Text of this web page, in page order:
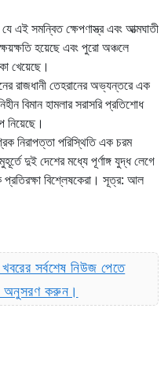
এই সমন্বিত ক্ষেপণাস্ত্র এবং আত্মঘাতী
হয়েছে এবং পুরো অঞ্চলে
খেয়েছে।
রাজধানী তেহরানের অভ্যন্তরে এক
বিমান হামলার সরাসরি প্রতিশোধ
নিয়েছে।
নিরাপত্তা পরিস্থিতি এক চরম
দুই দেশের মধ্যে পূর্ণাঙ্গ যুদ্ধ লেগে
বিশ্লেষকেরা। সূত্র: আল
সর্বশেষ নিউজ পেতে
করুন।